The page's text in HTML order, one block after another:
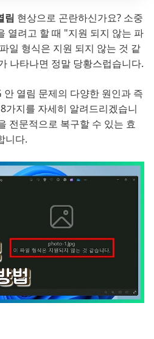
림 현상으로 곤란하신가요? 소중
열려고 할 때 "지원 되지 않는 파
일 형식은 지원 되지 않는 것 같
나타나면 정말 당황스럽습니다.
안 열림 문제의 다양한 원인과 즉
가지를 자세히 알려드리겠습니
전문적으로 복구할 수 있는 효
니다.